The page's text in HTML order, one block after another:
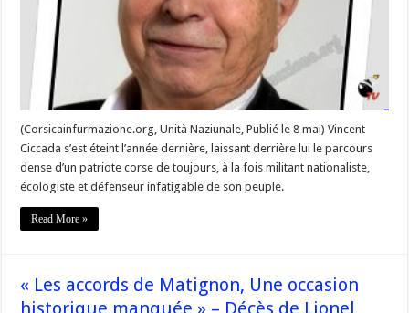
(Corsicainfurmazione.org, Unità Naziunale, Publié le 8 mai) Vincent
Ciccada s’est éteint l’année dernière, laissant derrière lui le parcours
dense d’un patriote corse de toujours, à la fois militant nationaliste,
écologiste et défenseur infatigable de son peuple.
Read More »
« Les accords de Matignon, Une occasion
historique manquée » – Décès de Lionel